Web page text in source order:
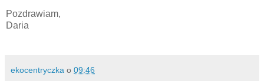
Pozdrawiam,
Daria
ekocentryczka o 09:46